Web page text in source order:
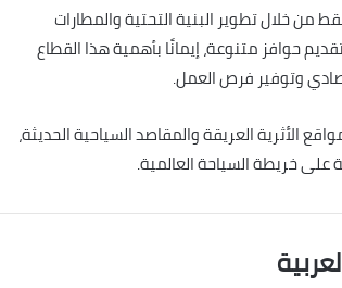
من خلال تطوير البنية التحتية والمطارات
حوافز متنوعة، إيمانًا بأهمية هذا القطاع
وتوفير فرص العمل.
الأثرية العريقة والمقاصد السياحية الحديثة،
خريطة السياحة العالمية.